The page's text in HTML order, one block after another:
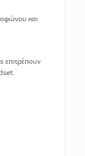
και
επιτρέπουν